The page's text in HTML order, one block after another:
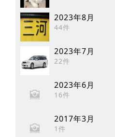
2023年8月
44件
2023年7月
22件
2023年6月
16件
2017年3月
1件